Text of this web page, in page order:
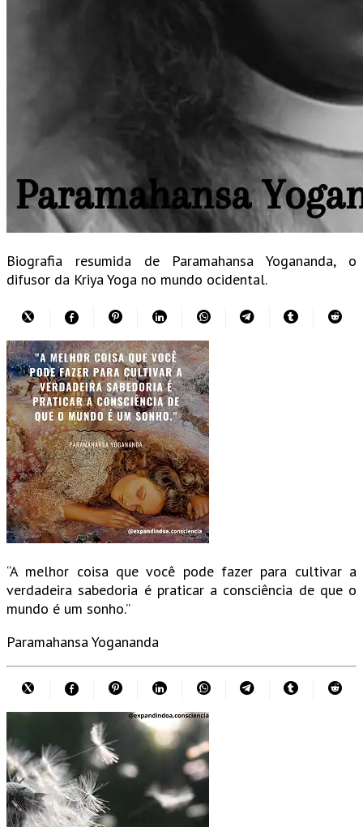
Biografia resumida de Paramahansa Yogananda, o
difusor da Kriya Yoga no mundo ocidental.
“A melhor coisa que você pode fazer para cultivar a
verdadeira sabedoria é praticar a consciência de que o
mundo é um sonho.”
Paramahansa Yogananda